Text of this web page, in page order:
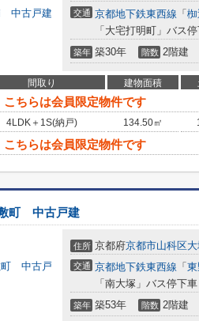
交通 京都地下鉄東西線 「 椥
「大宅打明町」バス
築年 築30年 階数 2階建
間取り 建物面積
こちらは会員限定物件です
4LDK＋1S(納戸) 134.50㎡
こちらは会員限定物件です
町 中古戸建
住所 京都府京都市山科区
交通 京都地下鉄東西線 「
「南大塚」バス停下
築年 築53年 階数 2階建